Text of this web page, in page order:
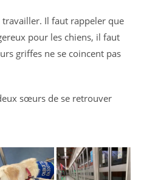
travailler. Il faut rappeler que
pour les chiens, il faut
griffes ne se coincent pas
sœurs de se retrouver